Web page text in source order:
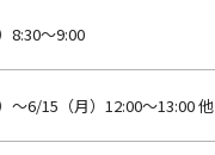
8:30～9:00
～6/15（月）12:00～13:00 他